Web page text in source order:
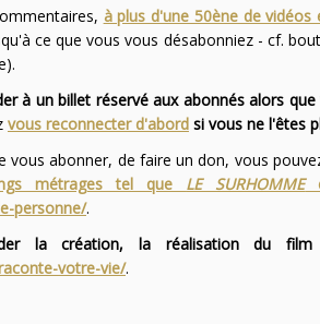
à plus d'une 50ène de vidéos
ce que vous vous désabonniez - cf.
à un billet réservé aux abonnés alors
vous reconnecter d'abordsi vous ne l'êtes
vous abonner, de faire un don, vous
métrages tel que LE SURHOMME
personne/.
la création, la réalisation du
votre-vie/.